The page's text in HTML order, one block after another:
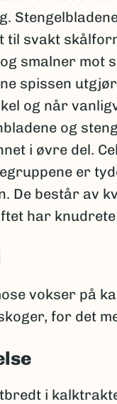
til svakt
smalner mot
spissen
og når
og
i øvre del.
er
De består av
har
vokser på
for det
i